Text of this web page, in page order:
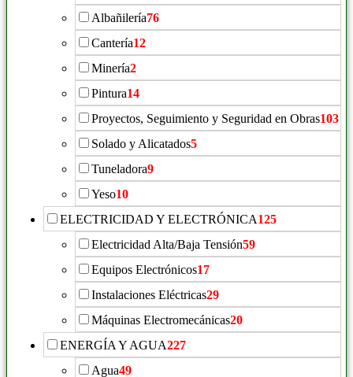
Albañilería76
Cantería12
Minería2
Pintura14
Proyectos, Seguimiento y Seguridad en Obras103
Solado y Alicatados5
Tuneladora9
Yeso10
ELECTRICIDAD Y ELECTRÓNICA125
Electricidad Alta/Baja Tensión59
Equipos Electrónicos17
Instalaciones Eléctricas29
Máquinas Electromecánicas20
ENERGÍA Y AGUA227
Agua49